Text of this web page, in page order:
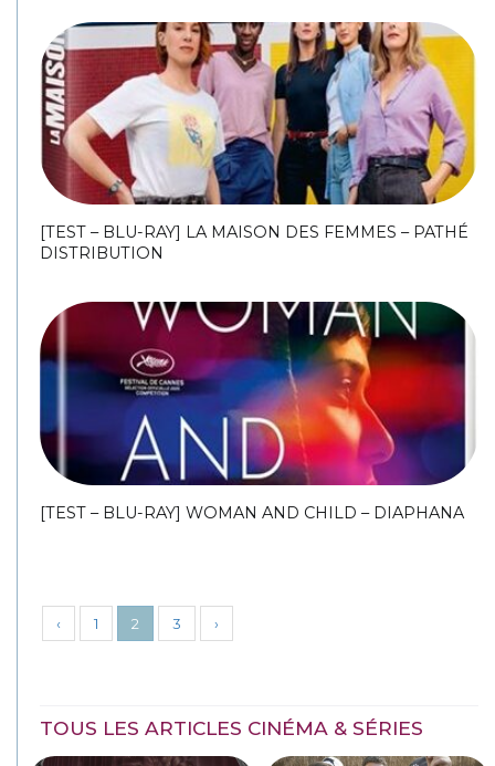
[TEST – BLU-RAY] LA MAISON DES FEMMES – PATHÉ
DISTRIBUTION
[TEST – BLU-RAY] WOMAN AND CHILD – DIAPHANA
‹ 1 2 3 ›
TOUS LES ARTICLES CINÉMA & SÉRIES